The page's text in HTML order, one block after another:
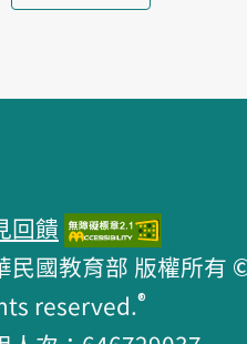
回饋
民國教育部 版權所
reserved.®